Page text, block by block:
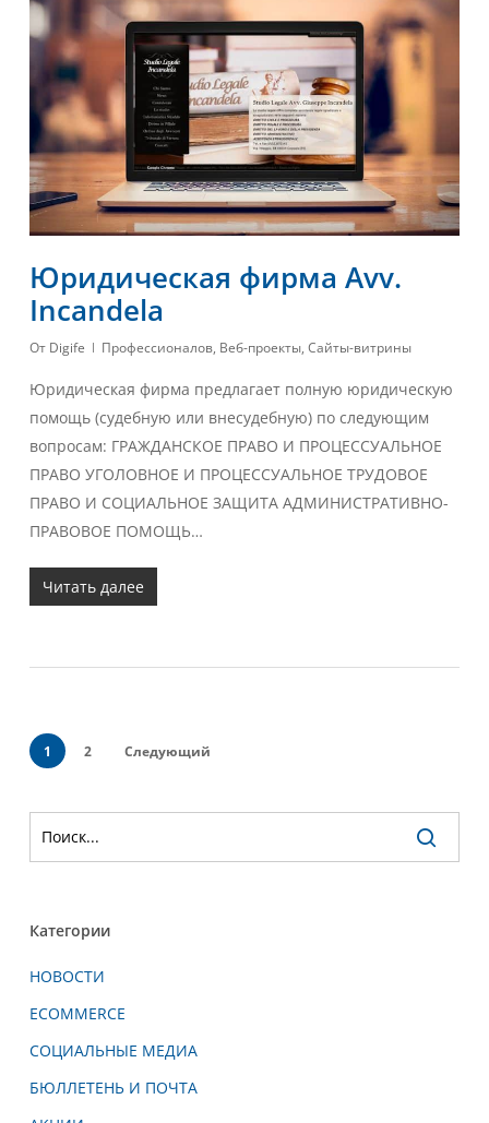
Юридическая фирма Avv.
Incandela
От Digife Профессионалов, Веб-проекты, Сайты-витрины
Юридическая фирма предлагает полную юридическую
помощь (судебную или внесудебную) по следующим
вопросам: ГРАЖДАНСКОЕ ПРАВО И ПРОЦЕССУАЛЬНОЕ
ПРАВО УГОЛОВНОЕ И ПРОЦЕССУАЛЬНОЕ ТРУДОВОЕ
ПРАВО И СОЦИАЛЬНОЕ ЗАЩИТА АДМИНИСТРАТИВНО-
ПРАВОВОЕ ПОМОЩЬ…
Читать далее
1 2 Следующий
Категории
НОВОСТИ
ECOMMERCE
СОЦИАЛЬНЫЕ МЕДИА
БЮЛЛЕТЕНЬ И ПОЧТА